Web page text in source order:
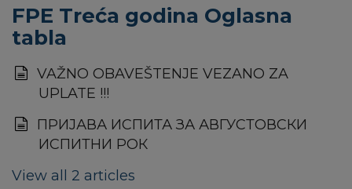
FPE Treća godina Oglasna
tabla
VAŽNO OBAVEŠTENJE VEZANO ZA
UPLATE !!!
ПРИЈАВА ИСПИТА ЗА АВГУСТОВСКИ
ИСПИТНИ РОК
View all 2 articles